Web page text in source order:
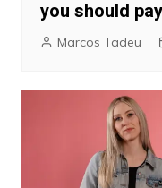
you should
Marcos Tadeu